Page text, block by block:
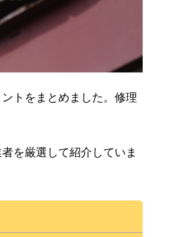
トをまとめました。修理
を厳選して紹介していま